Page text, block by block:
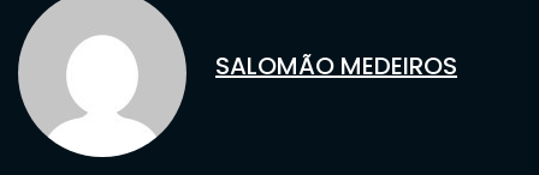
SALOMÃO MEDEIROS